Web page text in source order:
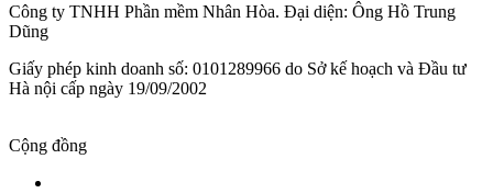
Công ty TNHH Phần mềm Nhân Hòa. Đại diện: Ông Hồ Trung
Dũng
Giấy phép kinh doanh số: 0101289966 do Sở kế hoạch và Đầu tư
Hà nội cấp ngày 19/09/2002
Cộng đồng